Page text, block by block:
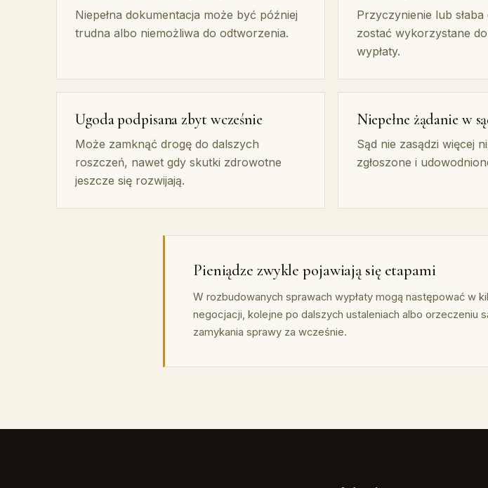
Niepełna dokumentacja może być później
trudna albo niemożliwa do odtworzenia.
Przyczynienie lub słaba
zostać wykorzystane
wypłaty.
Ugoda podpisana zbyt wcześnie
Może zamknąć drogę do dalszych
roszczeń, nawet gdy skutki zdrowotne
jeszcze się rozwijają.
Niepełne żądanie w
Sąd nie zasądzi więcej
zgłoszone i
Pieniądze zwykle pojawiają się etapami
W rozbudowanych sprawach wypłaty mogą następować w
negocjacji, kolejne po dalszych ustaleniach albo orzeczeniu
zamykania sprawy za wcześnie.